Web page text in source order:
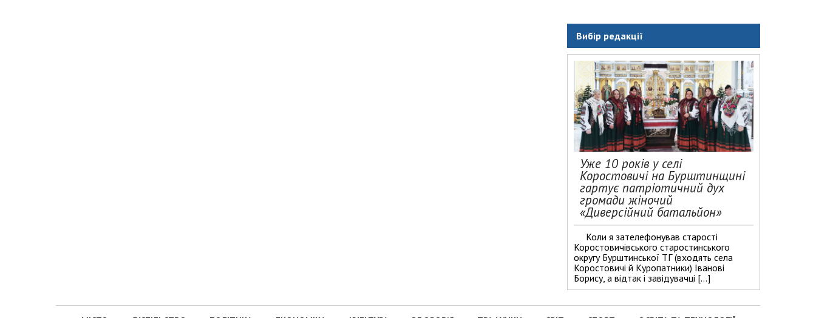
Вибір редакції
Уже 10 років у селі
Коростовичі на Бурштинщині
гартує патріотичний дух
громади жіночий
«Диверсійний батальйон»
Коли я зателефонував старості
Коростовичівського старостинського
округу Бурштинської ТГ (входять села
Коростовичі й Куропатники) Іванові
Борису, а відтак і завідувачці […]